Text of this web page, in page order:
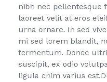
nibh nec pellentesque
laoreet velit at eros
urna ornare. In sed
mi sed lorem blandit,
fermentum. Donec
suscipit, ex odio
ligula enim varius